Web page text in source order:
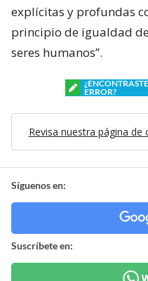
explícitas y profundas
principio de igualdad
seres humanos”.
ERROR?
Revisa nuestra página de
Síguenos en:
Suscríbete en: